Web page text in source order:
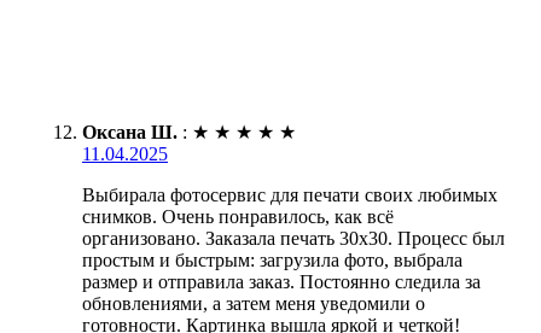
Оксана Ш. : ★ ★ ★ ★ ★
11.04.2025
Выбирала фотосервис для печати своих любимых
снимков. Очень понравилось, как всё
организовано. Заказала печать 30х30. Процесс был
простым и быстрым: загрузила фото, выбрала
размер и отправила заказ. Постоянно следила за
обновлениями, а затем меня уведомили о
готовности. Картинка вышла яркой и четкой!